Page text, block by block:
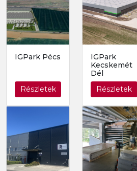
IGPark Pécs
Részletek
IGPark
Kecskemét
Dél
Részletek